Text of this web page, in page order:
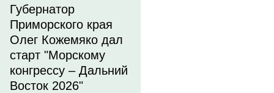
Губернатор
Приморского края
Олег Кожемяко дал
старт "Морскому
конгрессу – Дальний
Восток 2026"